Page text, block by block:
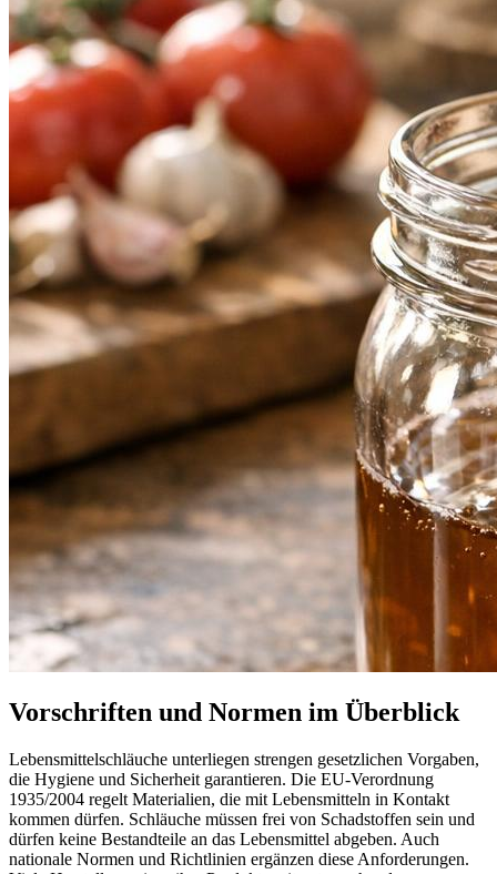
Vorschriften und Normen im Überblick
Lebensmittelschläuche unterliegen strengen gesetzlichen Vorgaben,
die Hygiene und Sicherheit garantieren. Die EU-Verordnung
1935/2004 regelt Materialien, die mit Lebensmitteln in Kontakt
kommen dürfen. Schläuche müssen frei von Schadstoffen sein und
dürfen keine Bestandteile an das Lebensmittel abgeben. Auch
nationale Normen und Richtlinien ergänzen diese Anforderungen.